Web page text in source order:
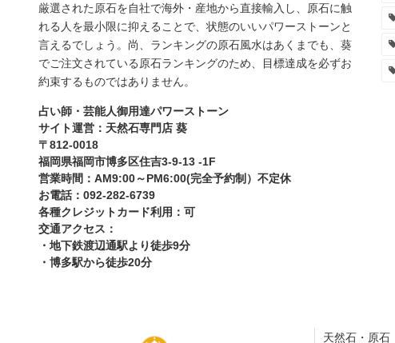
厳選された原石を自社で海外・産地から直接輸入し、原石に触
れる人を最小限に抑えることで、状態のいいパワーストーンと
言えるでしょう。尚、ランキングの原石風水はあくまでも、葵
でご注文されている原石ランキングのため、目標達成を必ずお
約束するものではありません。
占い師・芸能人御用達パワーストーン
サイト運営：天然石専門店 葵
〒812-0018
福岡県福岡市博多区住吉3-9-13 -1F
営業時間：AM9:00～PM6:00(完全予約制）不定休
お電話：092-282-6739
各種クレジットカード利用：可
交通アクセス：
・地下鉄渡辺通駅より徒歩9分
・博多駅から徒歩20分
天然石・原石